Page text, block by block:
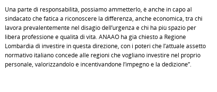
Una parte di responsabilità, possiamo ammetterlo, è anche in capo al
sindacato che fatica a riconoscere la differenza, anche economica, tra chi
lavora prevalentemente nel disagio dell’urgenza e chi ha più spazio per
libera professione e qualità di vita. ANAAO ha già chiesto a Regione
Lombardia di investire in questa direzione, con i poteri che l’attuale assetto
normativo italiano concede alle regioni che vogliano investire nel proprio
personale, valorizzandolo e incentivandone l’impegno e la dedizione”.